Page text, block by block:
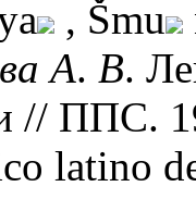
, Šmu
А. В.
// ППС.
latino